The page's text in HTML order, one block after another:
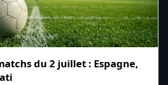
du 2 juillet : Espagne,